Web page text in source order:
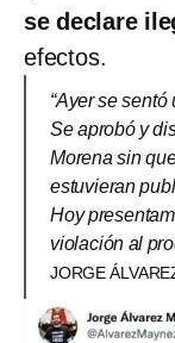
se declare
efectos.
“Ayer se
Se aprobó y
Morena sin
estuvieran
Hoy
violación al
JORGE